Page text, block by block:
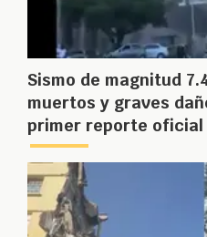
Sismo de magnitud
muertos y graves
primer reporte oficial